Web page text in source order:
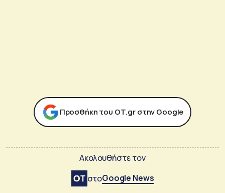
Προσθήκη του ΟΤ.gr στην Google
Ακολουθήστε τον
στοGoogle News